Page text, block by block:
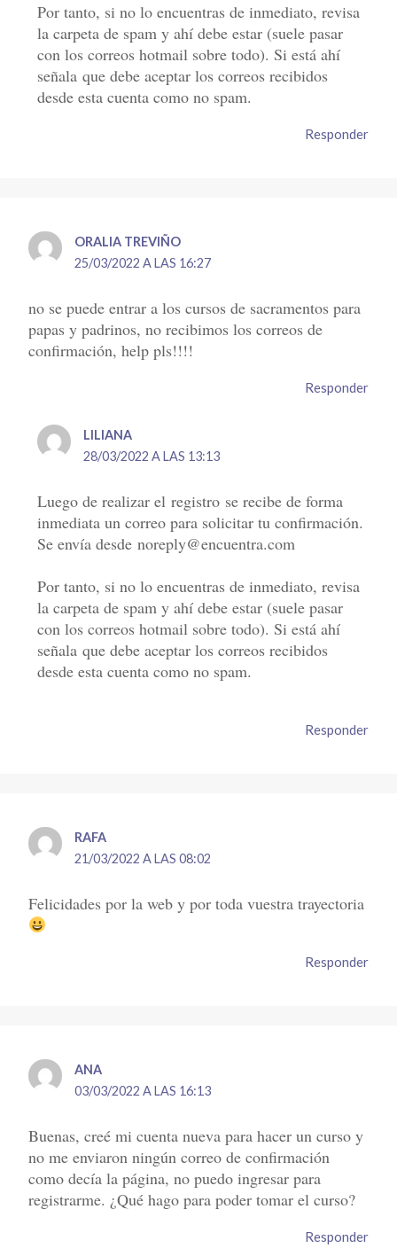
Por tanto, si no lo encuentras de inmediato, revisa
la carpeta de spam y ahí debe estar (suele pasar
con los correos hotmail sobre todo). Si está ahí
señala que debe aceptar los correos recibidos
desde esta cuenta como no spam.
Responder
ORALIA TREVIÑO
25/03/2022 A LAS 16:27
no se puede entrar a los cursos de sacramentos para
papas y padrinos, no recibimos los correos de
confirmación, help pls!!!!
Responder
LILIANA
28/03/2022 A LAS 13:13
Luego de realizar el registro se recibe de forma
inmediata un correo para solicitar tu confirmación.
Se envía desde noreply@encuentra.com
Por tanto, si no lo encuentras de inmediato, revisa
la carpeta de spam y ahí debe estar (suele pasar
con los correos hotmail sobre todo). Si está ahí
señala que debe aceptar los correos recibidos
desde esta cuenta como no spam.
Responder
RAFA
21/03/2022 A LAS 08:02
Felicidades por la web y por toda vuestra trayectoria
Responder
ANA
03/03/2022 A LAS 16:13
Buenas, creé mi cuenta nueva para hacer un curso y
no me enviaron ningún correo de confirmación
como decía la página, no puedo ingresar para
registrarme. ¿Qué hago para poder tomar el curso?
Responder